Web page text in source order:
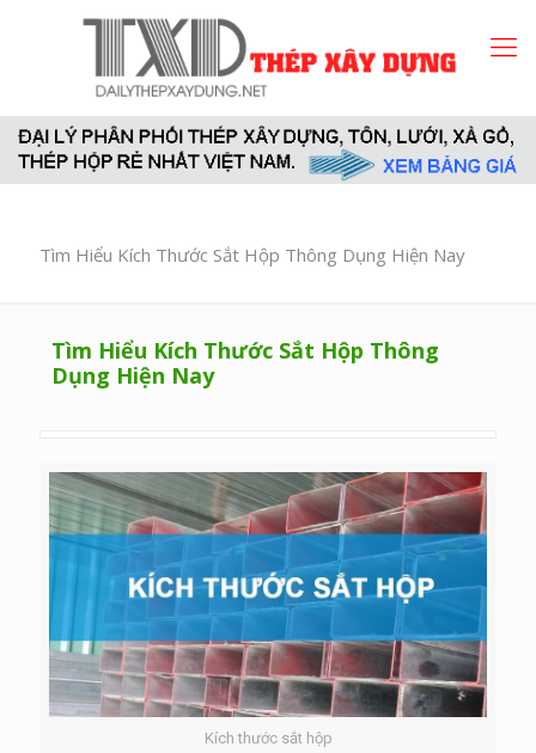
Tìm Hiểu Kích Thước Sắt Hộp Thông Dụng Hiện Nay
Tìm Hiểu Kích Thước Sắt Hộp Thông
Dụng Hiện Nay
Kích thước sắt hộp